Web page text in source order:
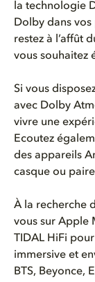
la technologie
Dolby dans vos
restez à l’affût
vous souhaitez
Si vous
avec Dolby
vivre une
Ecoutez
des appareils
casque ou
À la recherche
vous sur Apple
TIDAL HiFi
immersive et
BTS, Beyonce,